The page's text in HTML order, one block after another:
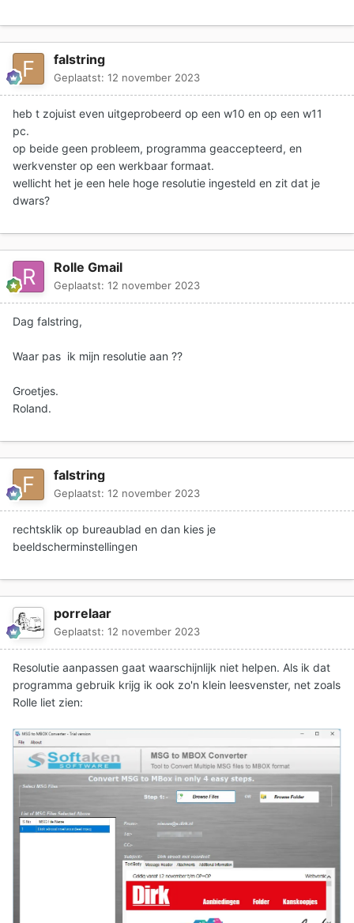
falstring
Geplaatst: 12 november 2023
heb t zojuist even uitgeprobeerd op een w10 en op een w11
pc.
op beide geen probleem, programma geaccepteerd, en
werkvenster op een werkbaar formaat.
wellicht het je een hele hoge resolutie ingesteld en zit dat je
dwars?
Rolle Gmail
Geplaatst: 12 november 2023
Dag falstring,
Waar pas ik mijn resolutie aan ??
Groetjes.
Roland.
falstring
Geplaatst: 12 november 2023
rechtsklik op bureaublad en dan kies je
beeldscherminstellingen
porrelaar
Geplaatst: 12 november 2023
Resolutie aanpassen gaat waarschijnlijk niet helpen. Als ik dat
programma gebruik krijg ik ook zo'n klein leesvenster, net zoals
Rolle liet zien: